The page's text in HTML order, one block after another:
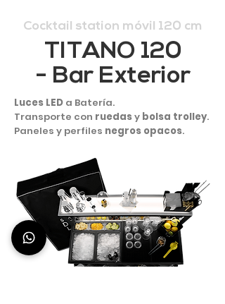
Cocktail station móvil 120 cm
TITANO 120
- Bar Exterior
Luces LED a Batería.
Transporte con ruedasy bolsa trolley.
Paneles y perfiles negros opacos.